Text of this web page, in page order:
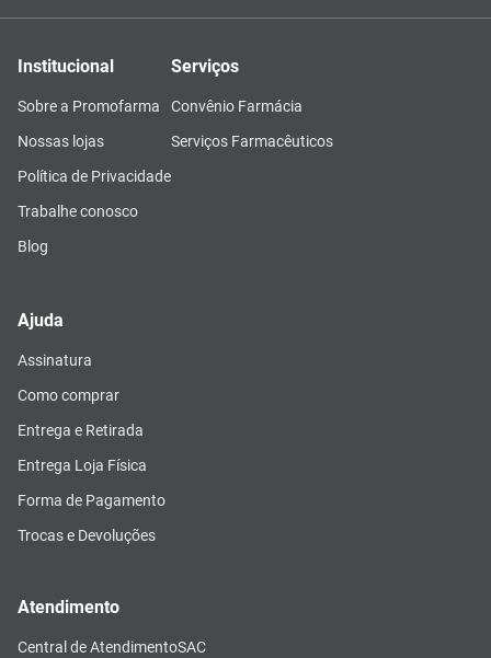
Institucional
Sobre a Promofarma
Nossas lojas
Política de Privacidade
Trabalhe conosco
Blog
Serviços
Convênio Farmácia
Serviços Farmacêuticos
Ajuda
Assinatura
Como comprar
Entrega e Retirada
Entrega Loja Física
Forma de Pagamento
Trocas e Devoluções
Atendimento
Central de AtendimentoSAC